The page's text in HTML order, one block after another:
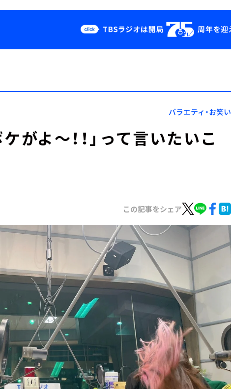
Podcast
YouTube
会社情報
バラエティ・お笑い
がよ～！！」って言いたいこ
この記事をシェア